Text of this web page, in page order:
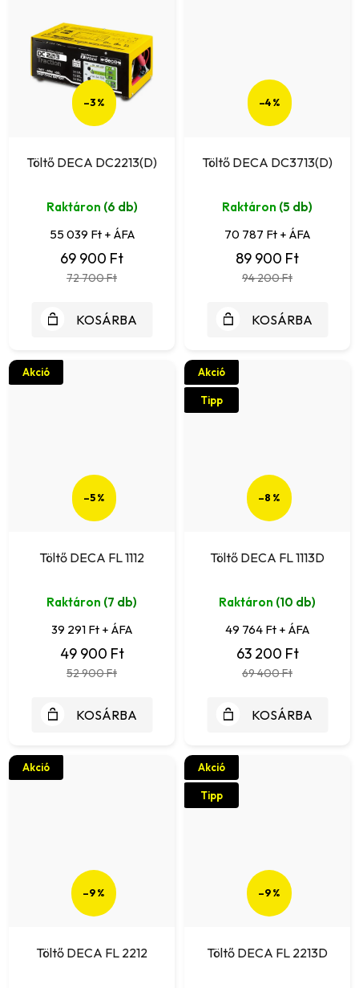
Töltő DECA DC2213(D)
Raktáron (6 db)
55 039 Ft + ÁFA
69 900 Ft
72 700 Ft
–3 %
KOSÁRBA
Töltő DECA DC3713(D)
Raktáron (5 db)
70 787 Ft + ÁFA
89 900 Ft
94 200 Ft
–4 %
KOSÁRBA
Akció
Töltő DECA FL 1112
Raktáron (7 db)
39 291 Ft + ÁFA
49 900 Ft
52 900 Ft
–5 %
KOSÁRBA
Akció
Tipp
Töltő DECA FL 1113D
Raktáron (10 db)
49 764 Ft + ÁFA
63 200 Ft
69 400 Ft
–8 %
KOSÁRBA
Akció
Töltő DECA FL 2212
–9 %
Akció
Tipp
Töltő DECA FL 2213D
–9 %